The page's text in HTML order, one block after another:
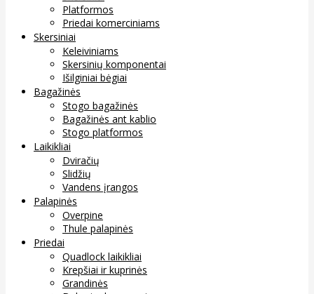
Platformos
Priedai komerciniams
Skersiniai
Keleiviniams
Skersinių komponentai
Išilginiai bėgiai
Bagažinės
Stogo bagažinės
Bagažinės ant kablio
Stogo platformos
Laikikliai
Dviračių
Slidžių
Vandens įrangos
Palapinės
Overpine
Thule palapinės
Priedai
Quadlock laikikliai
Krepšiai ir kuprinės
Grandinės